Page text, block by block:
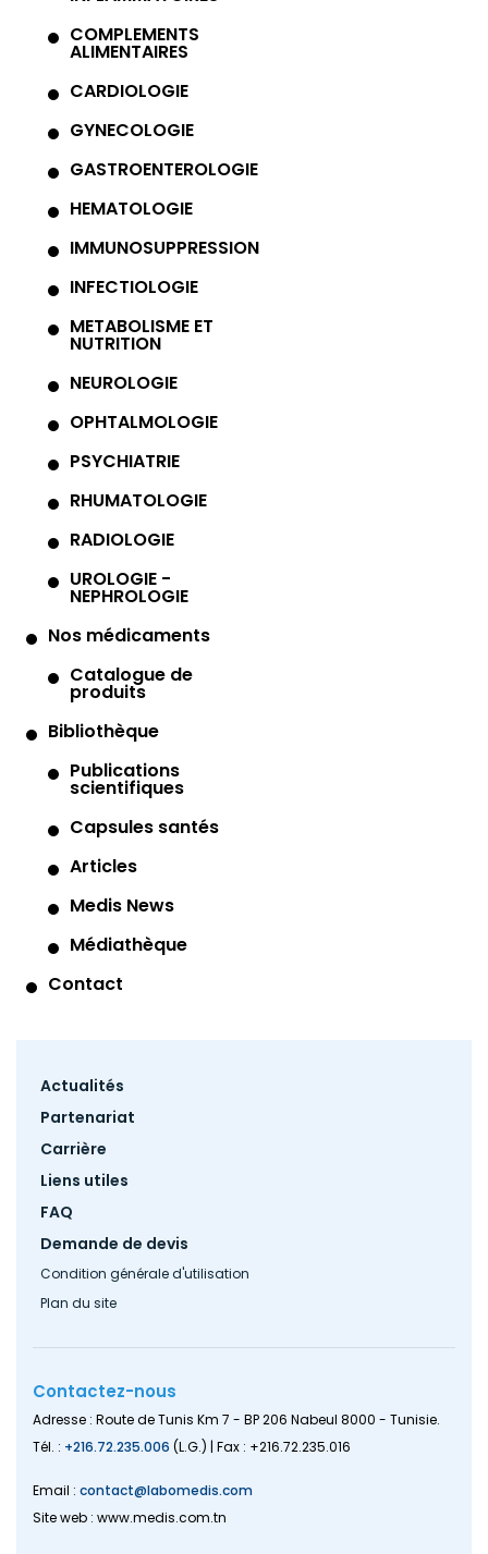
COMPLEMENTS
ALIMENTAIRES
CARDIOLOGIE
GYNECOLOGIE
GASTROENTEROLOGIE
HEMATOLOGIE
IMMUNOSUPPRESSION
INFECTIOLOGIE
METABOLISME ET
NUTRITION
NEUROLOGIE
OPHTALMOLOGIE
PSYCHIATRIE
RHUMATOLOGIE
RADIOLOGIE
UROLOGIE -
NEPHROLOGIE
Nos médicaments
Catalogue de
produits
Bibliothèque
Publications
scientifiques
Capsules santés
Articles
Medis News
Médiathèque
Contact
Footer
Actualités
Partenariat
Carrière
Liens utiles
FAQ
Demande de devis
Condition générale d'utilisation
Plan du site
Contactez-nous
Adresse : Route de Tunis Km 7 - BP 206 Nabeul 8000 - Tunisie.
Tél. : +216.72.235.006 (L.G.) | Fax : +216.72.235.016
Email : contact@labomedis.com
Site web : www.medis.com.tn